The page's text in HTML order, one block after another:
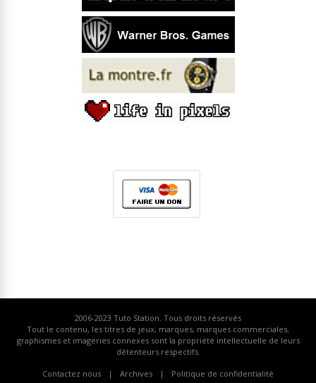
2006-2023 Tuto Station . Tous droits réservés
Tout le contenu, les titres de jeux, marques, marques commerciales,
graphismes et imageries connexes sont la propriété intellectuelle de leurs
détenteurs respectifs.
Contactez nous Archives Politique de confidentialité